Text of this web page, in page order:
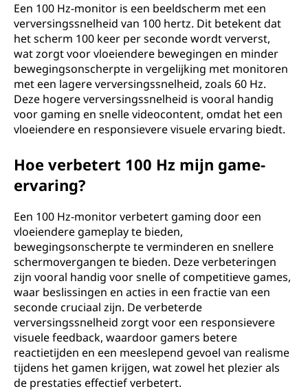
Een 100 Hz-monitor is een beeldscherm met een
verversingssnelheid van 100 hertz. Dit betekent dat
het scherm 100 keer per seconde wordt ververst,
wat zorgt voor vloeiendere bewegingen en minder
bewegingsonscherpte in vergelijking met monitoren
met een lagere verversingssnelheid, zoals 60 Hz.
Deze hogere verversingssnelheid is vooral handig
voor gaming en snelle videocontent, omdat het een
vloeiendere en responsievere visuele ervaring biedt.
Hoe verbetert 100 Hz mijn game-
ervaring?
Een 100 Hz-monitor verbetert gaming door een
vloeiendere gameplay te bieden,
bewegingsonscherpte te verminderen en snellere
schermovergangen te bieden. Deze verbeteringen
zijn vooral handig voor snelle of competitieve games,
waar beslissingen en acties in een fractie van een
seconde cruciaal zijn. De verbeterde
verversingssnelheid zorgt voor een responsievere
visuele feedback, waardoor gamers betere
reactietijden en een meeslepend gevoel van realisme
tijdens het gamen krijgen, wat zowel het plezier als
de prestaties effectief verbetert.